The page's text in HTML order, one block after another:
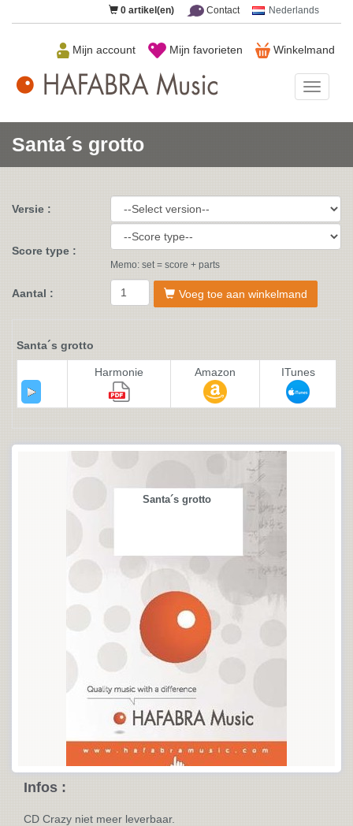
0 artikel(en) Contact Nederlands
Winkelmand
Mijn favorieten
Mijn account
Music
Santa´s grotto
Versie :
Score type :
Memo: set = score + parts
Aantal : Voeg toe aan winkelmand
Santa´s grotto
Harmonie Amazon ITunes
Santa´s grotto
Infos :
CD Crazy niet meer leverbaar.